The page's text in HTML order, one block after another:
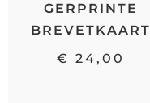
GERPRINTE
BREVETKAART
€ 24,00